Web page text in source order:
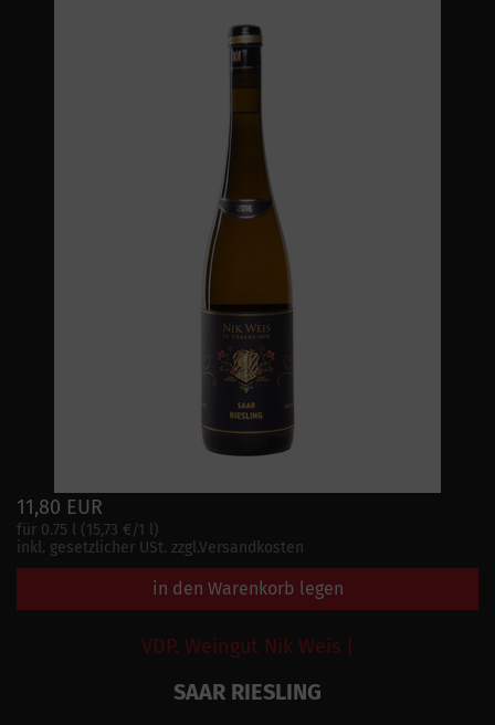
11,80 EUR
für 0.75 l (15,73 €/1 l)
inkl. gesetzlicher USt. zzgl.Versandkosten
in den Warenkorb legen
VDP. Weingut Nik Weis |
SAAR RIESLING